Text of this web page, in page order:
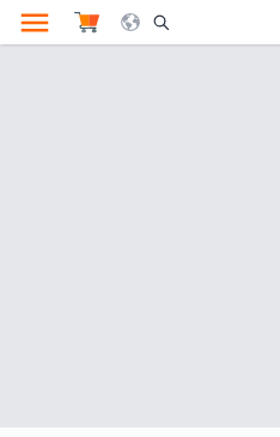
Search Opener Icon